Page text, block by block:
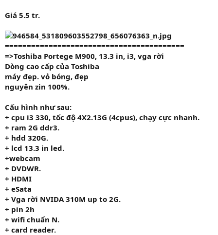
Giá 5.5 tr.
=========================================
=>Toshiba Portege M900, 13.3 in, i3, vga rời
Dòng cao cấp của Toshiba
máy đẹp. vỏ bóng, đẹp
nguyên zin 100%.
Cấu hình như sau:
+ cpu i3 330, tốc độ 4X2.13G (4cpus), chạy cực nhanh.
+ ram 2G ddr3.
+ hdd 320G.
+ lcd 13.3 in led.
+webcam
+ DVDWR.
+ HDMI
+ eSata
+ Vga rời NVIDA 310M up to 2G.
+ pin 2h
+ wifi chuẩn N.
+ card reader.